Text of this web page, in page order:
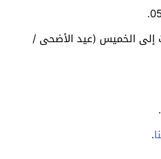
إلى الخميس (عيد الأضحى /
.